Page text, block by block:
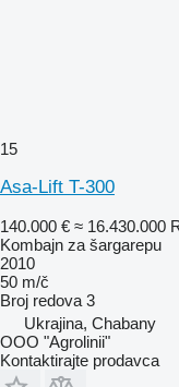
15
Asa-Lift T-300
140.000 € ≈ 16.430.000
Kombajn za šargarepu
2010
50 m/č
Broj redova 3
Ukrajina, Chabany
OOO "Agrolinii"
Kontaktirajte prodavca